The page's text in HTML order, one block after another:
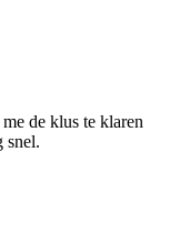
de klus te klaren
snel.